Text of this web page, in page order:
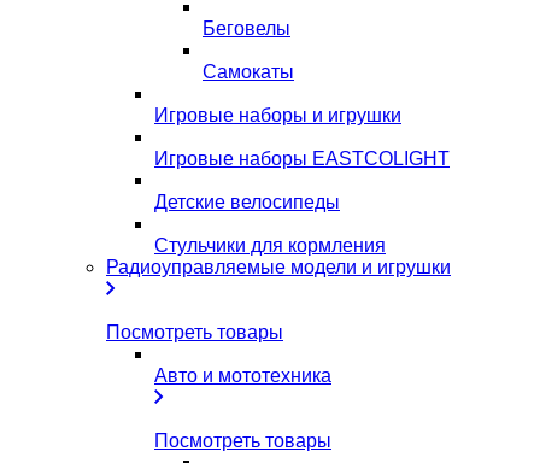
Беговелы
Самокаты
Игровые наборы и игрушки
Игровые наборы EASTCOLIGHT
Детские велосипеды
Стульчики для кормления
Радиоуправляемые модели и игрушки
Посмотреть товары
Авто и мототехника
Посмотреть товары